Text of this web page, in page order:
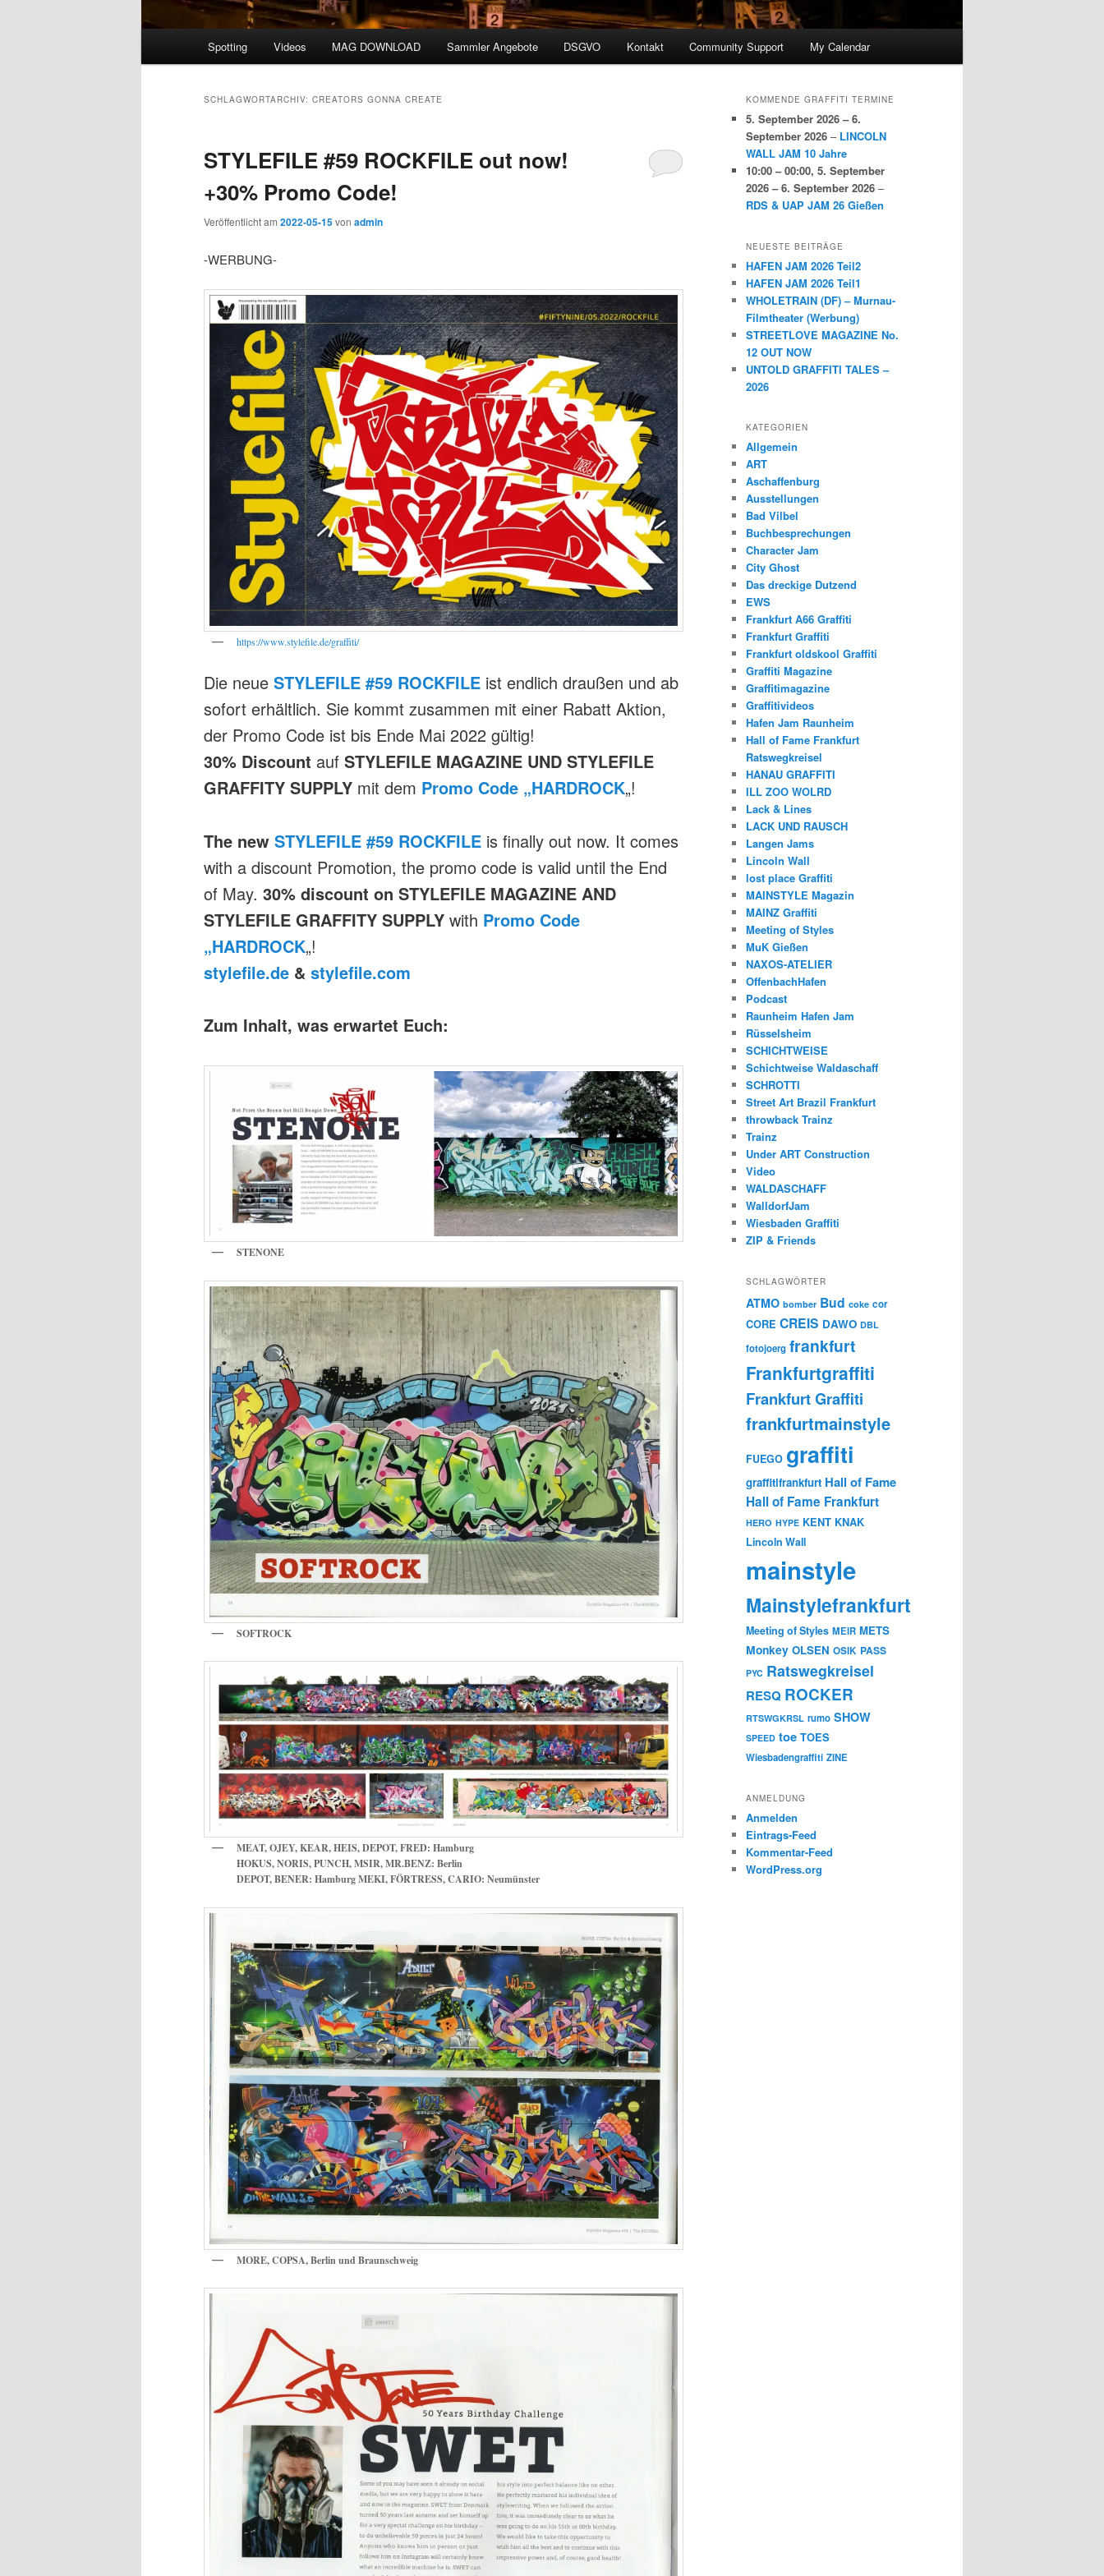
Spotting Videos MAG DOWNLOAD Sammler Angebote DSGVO Kontakt Community Support My Calendar
SCHLAGWORTARCHIV: CREATORS GONNA CREATE
STYLEFILE #59 ROCKFILE out now!
+30% Promo Code!
Veröffentlicht am 2022-05-15von admin
-WERBUNG-
https://www.stylefile.de/graffiti/
Die neue STYLEFILE #59 ROCKFILE ist endlich draußen und ab
sofort erhältlich. Sie kommt zusammen mit einer Rabatt Aktion,
der Promo Code ist bis Ende Mai 2022 gültig!
30% Discount auf STYLEFILE MAGAZINE UND STYLEFILE
GRAFFITY SUPPLY mit dem Promo Code „HARDROCK„!
The new STYLEFILE #59 ROCKFILE is finally out now. It comes
with a discount Promotion, the promo code is valid until the End
of May. 30% discount on STYLEFILE MAGAZINE AND
STYLEFILE GRAFFITY SUPPLY with Promo Code
„HARDROCK„!
stylefile.de & stylefile.com
Zum Inhalt, was erwartet Euch:
STENONE
SOFTROCK
MEAT, OJEY, KEAR, HEIS, DEPOT, FRED: Hamburg
HOKUS, NORIS, PUNCH, MSIR, MR.BENZ: Berlin
DEPOT, BENER: Hamburg MEKI, FÖRTRESS, CARIO: Neumünster
MORE, COPSA, Berlin und Braunschweig
KOMMENDE GRAFFITI TERMINE
5. September 2026 – 6.
September 2026 – LINCOLN
WALL JAM 10 Jahre
10:00 – 00:00, 5. September
2026 – 6. September 2026 –
RDS & UAP JAM 26 Gießen
NEUESTE BEITRÄGE
HAFEN JAM 2026 Teil2
HAFEN JAM 2026 Teil1
WHOLETRAIN (DF) – Murnau-
Filmtheater (Werbung)
STREETLOVE MAGAZINE No.
12 OUT NOW
UNTOLD GRAFFITI TALES –
2026
KATEGORIEN
Allgemein
ART
Aschaffenburg
Ausstellungen
Bad Vilbel
Buchbesprechungen
Character Jam
City Ghost
Das dreckige Dutzend
EWS
Frankfurt A66 Graffiti
Frankfurt Graffiti
Frankfurt oldskool Graffiti
Graffiti Magazine
Graffitimagazine
Graffitivideos
Hafen Jam Raunheim
Hall of Fame Frankfurt
Ratswegkreisel
HANAU GRAFFITI
ILL ZOO WOLRD
Lack & Lines
LACK UND RAUSCH
Langen Jams
Lincoln Wall
lost place Graffiti
MAINSTYLE Magazin
MAINZ Graffiti
Meeting of Styles
MuK Gießen
NAXOS-ATELIER
OffenbachHafen
Podcast
Raunheim Hafen Jam
Rüsselsheim
SCHICHTWEISE
Schichtweise Waldaschaff
SCHROTTI
Street Art Brazil Frankfurt
throwback Trainz
Trainz
Under ART Construction
Video
WALDASCHAFF
WalldorfJam
Wiesbaden Graffiti
ZIP & Friends
SCHLAGWÖRTER
ATMO bomber Bud coke cor
CORE CREIS DAWO DBL
fotojoerg frankfurt
Frankfurtgraffiti
Frankfurt Graffiti
frankfurtmainstyle
FUEGO graffiti
graffitifrankfurt Hall of Fame
Hall of Fame Frankfurt
HERO HYPE KENT KNAK
Lincoln Wall
mainstyle
Mainstylefrankfurt
Meeting of Styles MEIR METS
Monkey OLSEN OSIK PASS
PYC Ratswegkreisel
RESQ ROCKER
RTSWGKRSL rumo SHOW
SPEED toe TOES
Wiesbadengraffiti ZINE
ANMELDUNG
Anmelden
Eintrags-Feed
Kommentar-Feed
WordPress.org